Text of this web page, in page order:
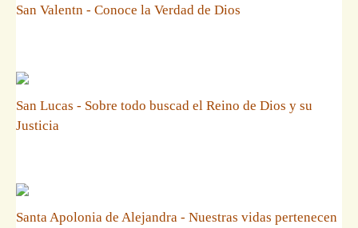
San Valentn - Conoce la Verdad de Dios
San Lucas - Sobre todo buscad el Reino de Dios y su
Justicia
Santa Apolonia de Alejandra - Nuestras vidas pertenecen